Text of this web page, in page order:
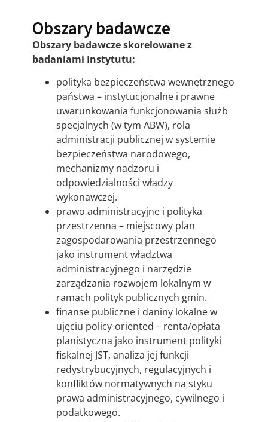
Obszary badawcze
Obszary badawcze skorelowane z
badaniami Instytutu:
polityka bezpieczeństwa wewnętrznego
państwa – instytucjonalne i prawne
uwarunkowania funkcjonowania służb
specjalnych (w tym ABW), rola
administracji publicznej w systemie
bezpieczeństwa narodowego,
mechanizmy nadzoru i
odpowiedzialności władzy
wykonawczej.
prawo administracyjne i polityka
przestrzenna – miejscowy plan
zagospodarowania przestrzennego
jako instrument władztwa
administracyjnego i narzędzie
zarządzania rozwojem lokalnym w
ramach polityk publicznych gmin.
finanse publiczne i daniny lokalne w
ujęciu policy-oriented – renta/opłata
planistyczna jako instrument polityki
fiskalnej JST, analiza jej funkcji
redystrybucyjnych, regulacyjnych i
konfliktów normatywnych na styku
prawa administracyjnego, cywilnego i
podatkowego.